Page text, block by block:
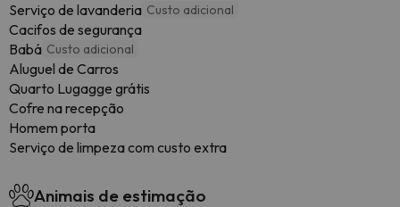
Serviço de lavanderia Custo adicional
Cacifos de segurança
Babá Custo adicional
Aluguel de Carros
Quarto Lugagge grátis
Cofre na recepção
Homem porta
Serviço de limpeza com custo extra
Animais de estimação